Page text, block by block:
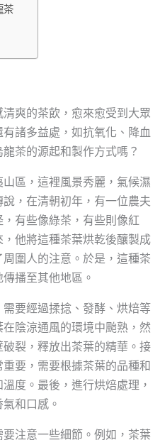
茶
爽的茶飲，愈來愈受到大眾
諸多益處，如抗氧化、降血
茶的源起和製作方式嗎？
區，這裡風景秀麗，氣候濕
，在清朝初年，有一位農夫
有些像綠茶，有些則像紅
他將這種茶葉烘乾後釀製成
圍人的注意。於是，這種茶
播至其他地區。
要經過揉捻、發酵、烘焙等
陰涼通風的環境中颱熟，然
裂，釋放出茶葉的精華。接
要，需要根據茶葉的品種和
度。最後，進行烘焙處理，
和口感。
注意一些細節。例如，茶葉